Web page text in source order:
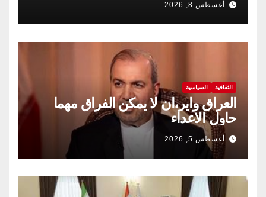
أغسطس 8, 2026
الثقافية السياسية
العراق واير،ان لا يمكن الفراق مهما
حاول الاعداء
أغسطس 5, 2026